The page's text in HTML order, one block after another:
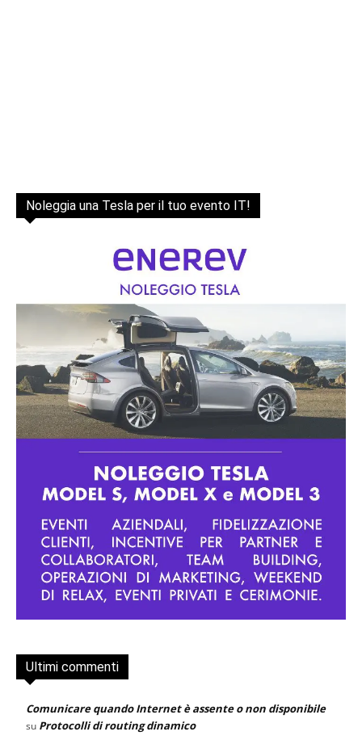
Noleggia una Tesla per il tuo evento IT!
Ultimi commenti
Comunicare quando Internet è assente o non disponibile
su Protocolli di routing dinamico